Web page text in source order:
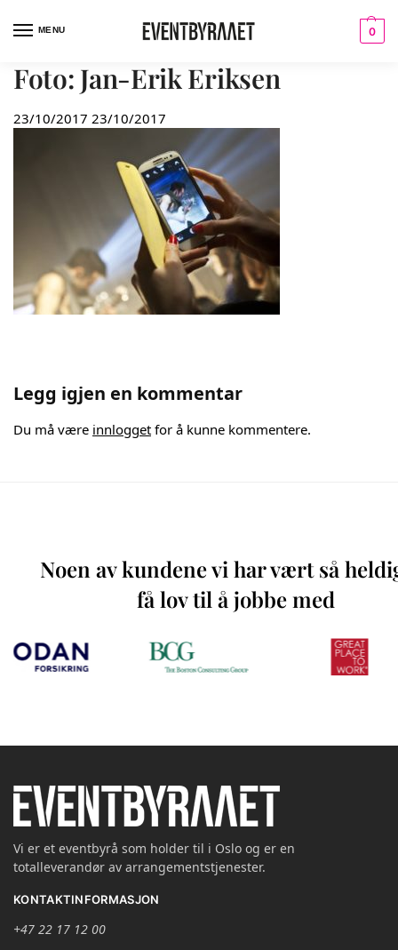
MENU 0
Foto: Jan-Erik Eriksen
23/10/2017 23/10/2017
Legg igjen en kommentar
Du må være innlogget for å kunne kommentere.
Noen av kundene vi har vært så
få lov til å jobbe med
Vi er et eventbyrå som holder til i Oslo og er en
totalleverandør av arrangementstjenester.
KONTAKTINFORMASJON
+47 22 17 12 00